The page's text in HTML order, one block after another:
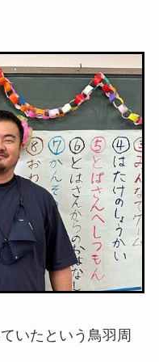
いたという鳥羽周